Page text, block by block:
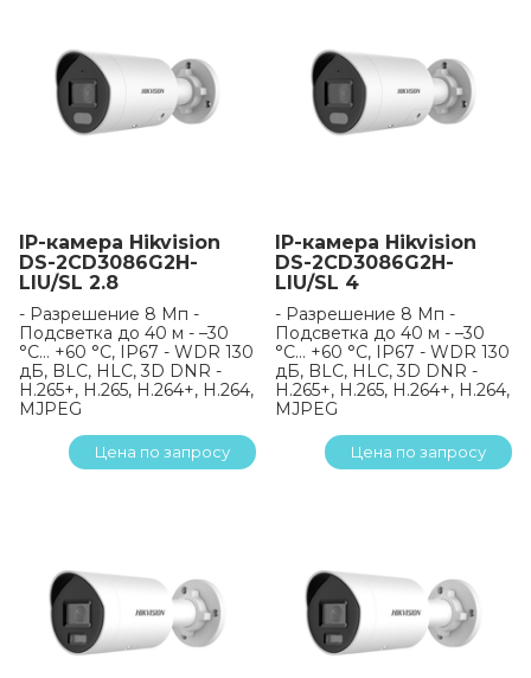
IP-камера Hikvision
DS-2CD3086G2H-
LIU/SL 2.8
- Разрешение 8 Мп -
Подсветка до 40 м - –30
°C… +60 °C, IP67 - WDR 130
дБ, BLC, HLC, 3D DNR -
H.265+, H.265, H.264+, H.264,
MJPEG
Цена по запросу
IP-камера Hikvision
DS-2CD3086G2H-
LIU/SL 4
- Разрешение 8 Мп -
Подсветка до 40 м - –30
°C… +60 °C, IP67 - WDR 130
дБ, BLC, HLC, 3D DNR -
H.265+, H.265, H.264+, H.264,
MJPEG
Цена по запросу